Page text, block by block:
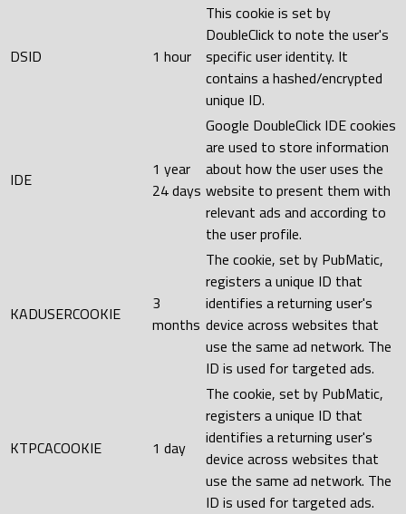
DSID 1 hour
This cookie is set by
DoubleClick to note the user's
specific user identity. It
contains a hashed/encrypted
unique ID.
IDE
1 year
24 days
Google DoubleClick IDE cookies
are used to store information
about how the user uses the
website to present them with
relevant ads and according to
the user profile.
KADUSERCOOKIE
3
months
The cookie, set by PubMatic,
registers a unique ID that
identifies a returning user's
device across websites that
use the same ad network. The
ID is used for targeted ads.
KTPCACOOKIE 1 day
The cookie, set by PubMatic,
registers a unique ID that
identifies a returning user's
device across websites that
use the same ad network. The
ID is used for targeted ads.